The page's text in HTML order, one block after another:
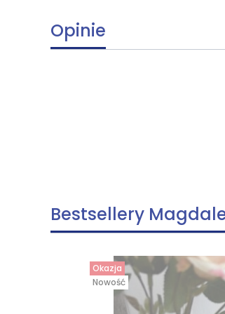
Opinie
Bestsellery
Okazja
Nowość